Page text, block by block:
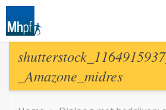
_Amazone_midres